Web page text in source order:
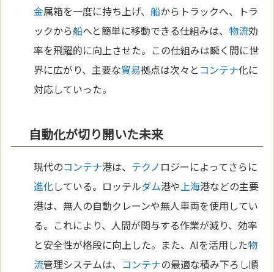
金属箱を一度に持ち上げ、船からトラックへ、トラ
ックから船へと簡単に移動できる仕組みは、 物流効
率を飛躍的に向上させた。この仕組みは瞬く間に世
界に広がり、主要な貿易拠点は次々と コンテナ化に
対応していった。
自動化が切り開いた未来
現代のコンテナ港は、 テクノ ロジーによってさらに
進化している。ロッテルダム港や上海港などの主要
港は、無人の自動クレーンや無人車両を使用してい
る。これにより、人間が関与する作業が減り、効率
と安全性が格段に向上した。また、AIを活用した物
流管理システムは、 コンテナの最適な積み下ろし順